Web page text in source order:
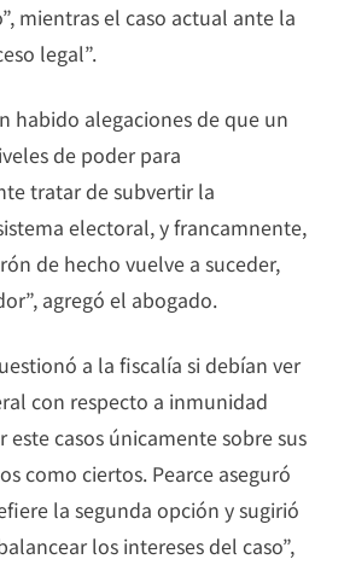
mientras el caso actual ante la
legal”.
habido alegaciones de que un
de poder para
tratar de subvertir la
electoral, y francamnente,
de hecho vuelve a suceder,
agregó el abogado.
a la fiscalía si debían ver
con respecto a inmunidad
este casos únicamente sobre sus
como ciertos. Pearce aseguró
la segunda opción y sugirió
los intereses del caso”,